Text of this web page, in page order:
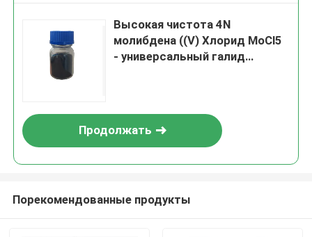
Высокая чистота 4N
молибдена ((V) Хлорид MoCl5
- универсальный галид
ролью ключевого
промежуточного вещества в
Продолжать
Порекомендованные продукты